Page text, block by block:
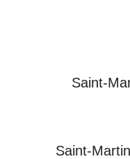
Saint-
Saint-